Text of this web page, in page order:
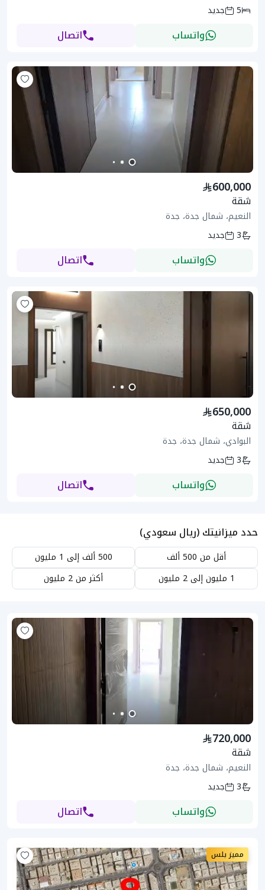
5
جديد
واتساب اتصال
600,000
شقة
النعيم، شمال جدة، جدة
3
جديد
واتساب اتصال
650,000
شقة
البوادي، شمال جدة، جدة
3
جديد
واتساب اتصال
حدد ميزانيتك (ريال سعودي)
أقل من 500 ألف
500 ألف إلى 1 مليون
1 مليون إلى 2 مليون
أكثر من 2 مليون
720,000
شقة
النعيم، شمال جدة، جدة
3
جديد
واتساب اتصال
مميز بلس